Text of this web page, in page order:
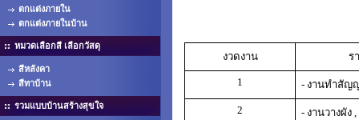
ตกแต่งภายใน
ตกแต่งภายในบ้าน
หมวดเลือกสี เลือกวัสดุ
สีหลังคา
สีทาบ้าน
รวมแบบบ้านสร้างสุขใจ
งวดงาน ร
1 - งานทำสัญ
2 - งานวางผัง